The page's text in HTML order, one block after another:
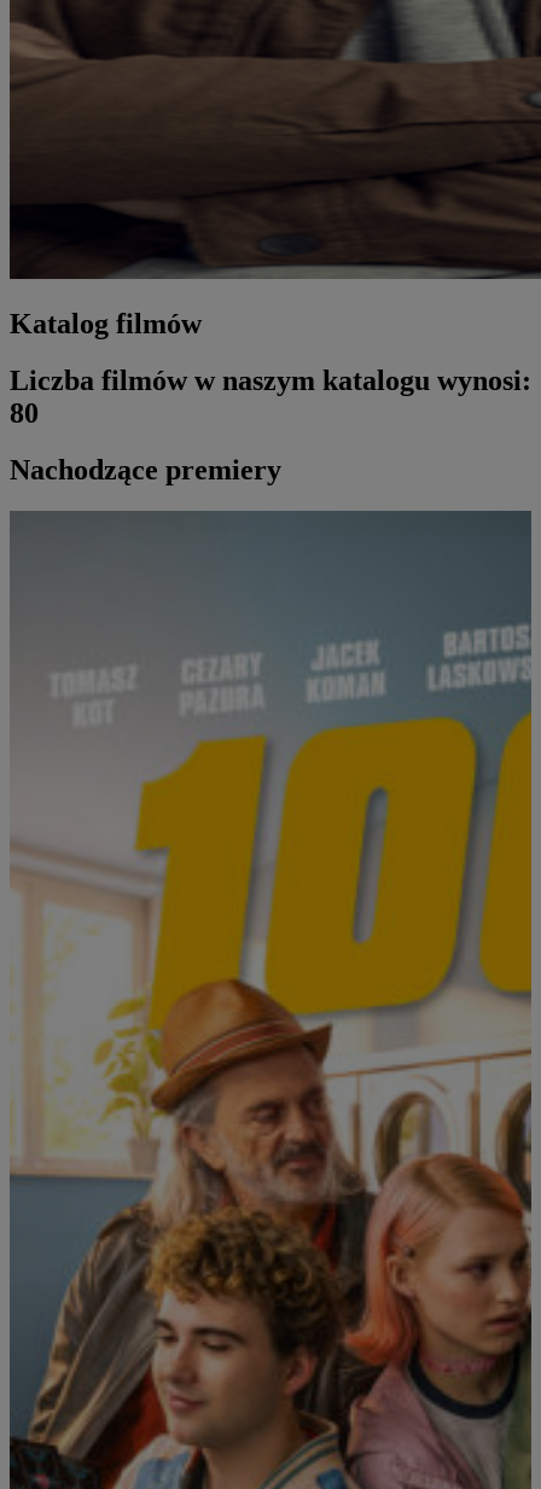
Katalog filmów
Liczba filmów w naszym katalogu wynosi:
80
Nachodzące premiery